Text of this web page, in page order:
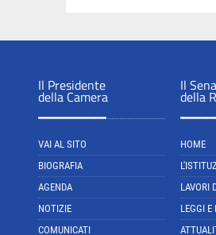
Il Presidente
della Camera
VAI AL SITO
BIOGRAFIA
AGENDA
NOTIZIE
COMUNICATI
Il
della
HOME
LAVORI
LEGGI E